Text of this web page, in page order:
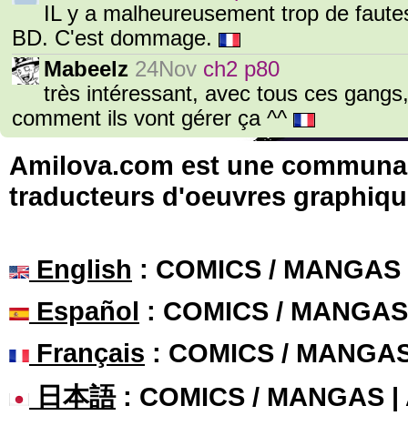
IL y a malheureusement trop de
BD. C'est dommage.
Mabeelz 24Nov ch2 p80
très intéressant, avec tous ces
comment ils vont gérer ça ^^
Amilova.com est une
traducteurs d'oeuvres
English : COMICS /
Español : COMICS /
Français : COMICS /
日本語: COMICS / MANGAS |